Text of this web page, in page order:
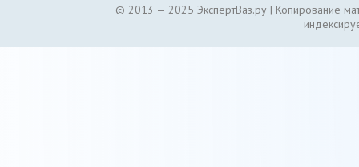
© 2013 — 2025 ЭкспертВаз.ру | Копирование